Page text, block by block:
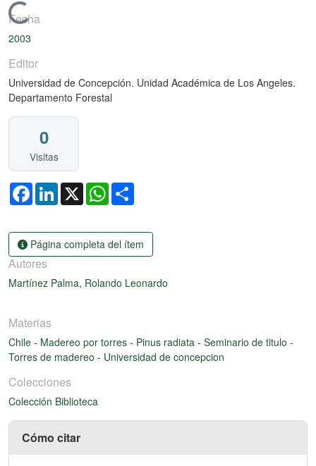
Cargando...
Fecha
2003
Editor
Universidad de Concepción. Unidad Académica de Los Angeles.
Departamento Forestal
0
Visitas
FacebookLinkedIn
X WhatsApp
Página completa del ítem
Autores
Martínez Palma, Rolando Leonardo
Materias
Chile - Madereo por torres - Pinus radiata - Seminario de titulo -
Torres de madereo - Universidad de concepcion
Colecciones
Colección Biblioteca
Cómo citar